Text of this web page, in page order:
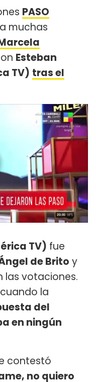
PASO
muchas
Esteban
TV) tras el
TV) fue
de Brito y
las votaciones.
la
del
en ningún
contestó
no quiero